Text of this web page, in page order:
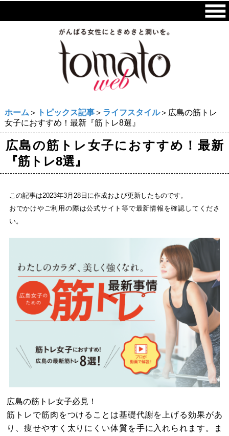
ホーム ＞ トピックス記事＞ ライフスタイル＞広島の筋トレ
女子におすすめ！最新『筋トレ8選』
広島の筋トレ女子におすすめ！最新
『筋トレ8選』
この記事は2023年3月28日に作成および更新したものです。
おでかけやご利用の際は公式サイト等で最新情報を確認してくださ
い。
広島の筋トレ女子必見！
筋トレで筋肉をつけることは基礎代謝を上げる効果があ
り、痩せやすく太りにくい体質を手に入れられます。ま